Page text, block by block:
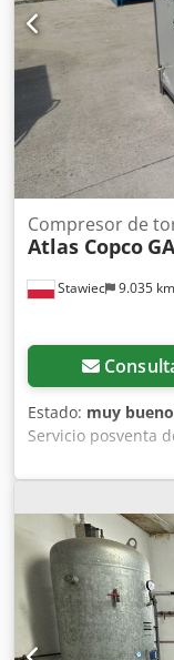
Stawiec 9.035 km
Compresor de
Atlas Copco
Estado: muy
Servicio posventa
GA11 PLUS Datos
Capacidad: 2,03
máxima: 8,5 bar
18696 brutos El
funcionamiento.